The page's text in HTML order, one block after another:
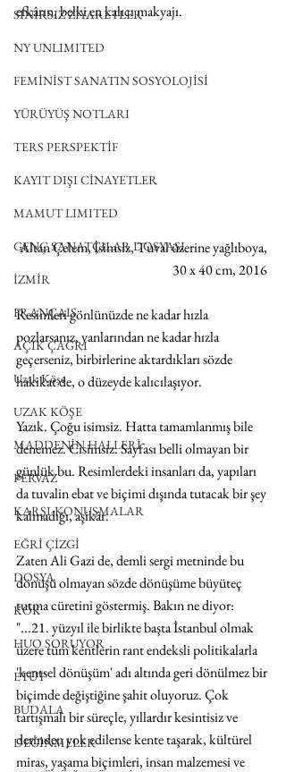
SINIRSIZ ZİYARETLER
NY UNLIMITED
FEMİNİST SANATIN SOSYOLOJİSİ
YÜRÜYÜŞ NOTLARI
TERS PERSPEKTİF
KAYIT DIŞI CİNAYETLER
MAMUT LIMITED
GENÇ SANATÇILAR DOSYASI
İZMİR
FRANÇAIS
AÇIK ÇAĞRI
Uzak Köşe
UZAK KÖŞE
MADDENİN HALLERİ
PERVAZ
KARŞI-KONUŞMALAR
EĞRİ ÇİZGİ
DOSYA
KÖK
HUO SORUYOR
ETÜT
BUDALA
DEĞİNMELER
efkârın, belki en kalıcı makyajı.
Altan Çelem, İsimsiz, Tuval üzerine yağlıboya,
30 x 40 cm, 2016
Resimleri gönlünüzde ne kadar hızla
pozlarsanız, yanlarından ne kadar hızla
geçerseniz, birbirlerine aktardıkları sözde
hakikat de, o düzeyde kalıcılaşıyor.
Yazık. Çoğu isimsiz. Hatta tamamlanmış bile
denemez. Cisimsiz. Sayfası belli olmayan bir
günlük bu. Resimlerdeki insanları da, yapıları
da tuvalin ebat ve biçimi dışında tutacak bir şey
kalmadığı, aşikâr.
Zaten Ali Gazi de, demli sergi metninde bu
dönüşü olmayan sözde dönüşüme büyüteç
tutma cüretini göstermiş. Bakın ne diyor:
"...21. yüzyıl ile birlikte başta İstanbul olmak
üzere tüm kentlerin rant endeksli politikalarla
'kentsel dönüşüm' adı altında geri dönülmez bir
biçimde değiştiğine şahit oluyoruz. Çok
tartışmalı bir süreçle, yıllardır kesintisiz ve
derinden yok edilense kente taşarak, kültürel
miras, yaşama biçimleri, insan malzemesi ve